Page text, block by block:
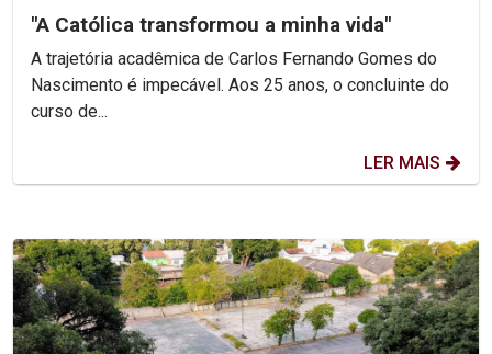
"A Católica transformou a minha vida"
A trajetória acadêmica de Carlos Fernando Gomes do
Nascimento é impecável. Aos 25 anos, o concluinte do
curso de...
LER MAIS